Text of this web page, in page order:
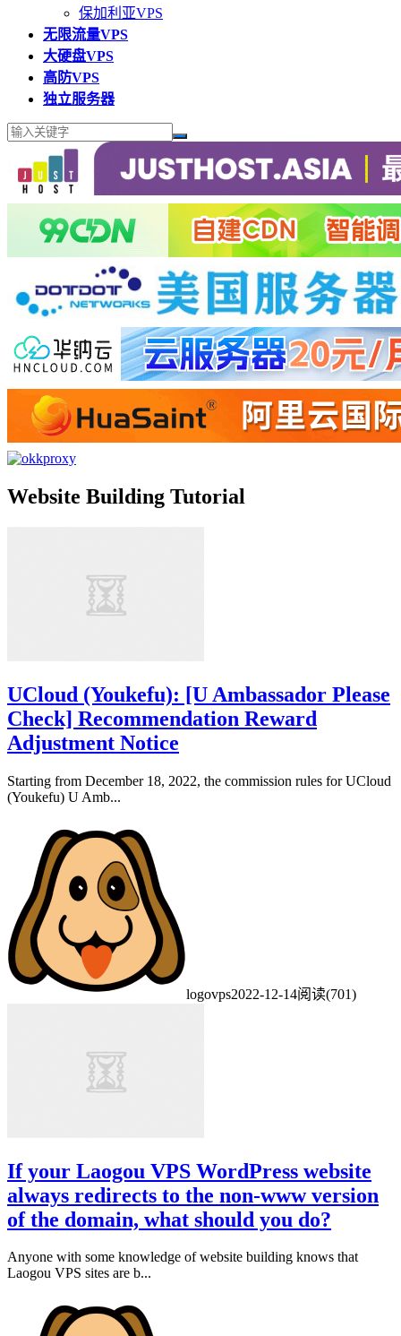
保加利亚VPS
无限流量VPS
大硬盘VPS
高防VPS
独立服务器
Website Building Tutorial
UCloud (Youkefu): [U Ambassador Please
Check] Recommendation Reward
Adjustment Notice
Starting from December 18, 2022, the commission rules for UCloud
(Youkefu) U Amb...
logovps2022-12-14阅读(701)
If your Laogou VPS WordPress website
always redirects to the non-www version
of the domain, what should you do?
Anyone with some knowledge of website building knows that
Laogou VPS sites are b...